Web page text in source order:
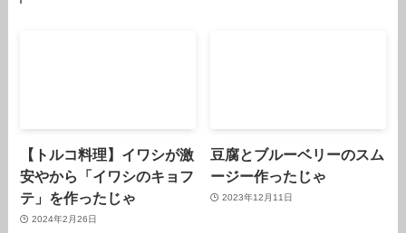
【トルコ料理】イワシが激
安やから「イワシのキョフ
テ」を作ったじゃ
2024年2月26日
豆腐とブルーベリーのスム
ージー作ったじゃ
2023年12月11日